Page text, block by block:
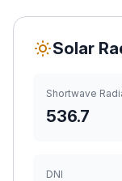
Solar
Shortwave
536.7
DNI